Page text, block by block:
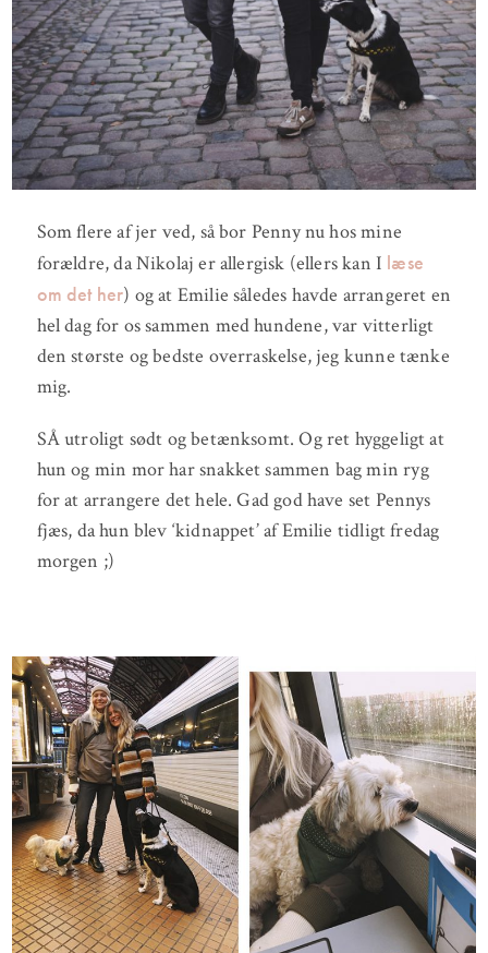
Som flere af jer ved, så bor Penny nu hos mine
forældre, da Nikolaj er allergisk (ellers kan I læse
om det her) og at Emilie således havde arrangeret en
hel dag for os sammen med hundene, var vitterligt
den største og bedste overraskelse, jeg kunne tænke
mig.
SÅ utroligt sødt og betænksomt. Og ret hyggeligt at
hun og min mor har snakket sammen bag min ryg
for at arrangere det hele. Gad god have set Pennys
fjæs, da hun blev ‘kidnappet’ af Emilie tidligt fredag
morgen ;)